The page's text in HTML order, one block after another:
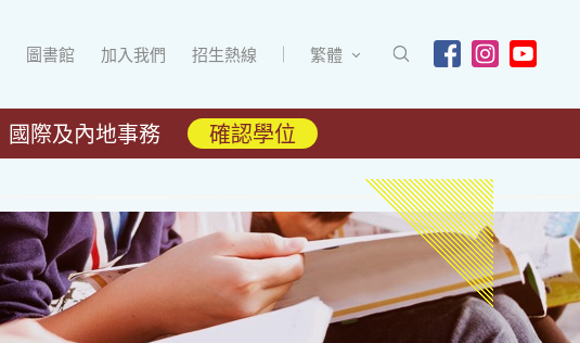
圖書館 加入我們 招生熱線 繁體
國際及內地事務 確認學位